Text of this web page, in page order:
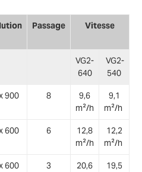
Passage Vitesse
VG2-
640
VG2-
540
900 8
9,6
m²/h
9,1
m²/h
600 6
12,8
m²/h
12,2
m²/h
600 3
20,6
19,5